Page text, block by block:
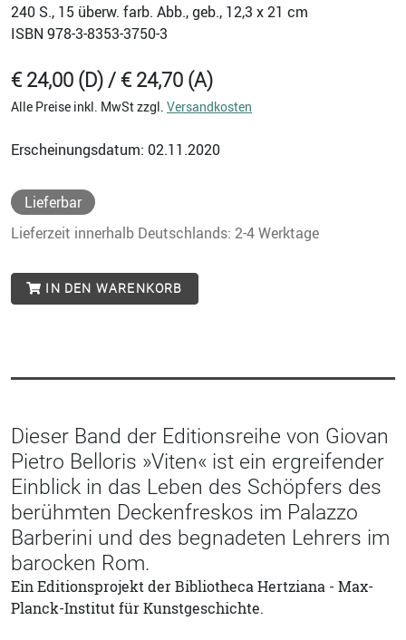
240 S., 15 überw. farb. Abb., geb., 12,3 x 21 cm
ISBN 978-3-8353-3750-3
€ 24,00 (D) / € 24,70 (A)
Alle Preise inkl. MwSt zzgl. Versandkosten
Erscheinungsdatum: 02.11.2020
Lieferbar
Lieferzeit innerhalb Deutschlands: 2-4 Werktage
IN DEN WARENKORB
Dieser Band der Editionsreihe von Giovan
Pietro Belloris »Viten« ist ein ergreifender
Einblick in das Leben des Schöpfers des
berühmten Deckenfreskos im Palazzo
Barberini und des begnadeten Lehrers im
barocken Rom.
Ein Editionsprojekt der Bibliotheca Hertziana - Max-
Planck-Institut für Kunstgeschichte.